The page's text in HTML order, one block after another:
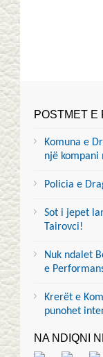
POSTMET E
Komuna e
një kompani
Policia e
Sot i jepet
Tairovci!
Nuk ndalet
e
Krerët e
punohet
NA NDIQNI